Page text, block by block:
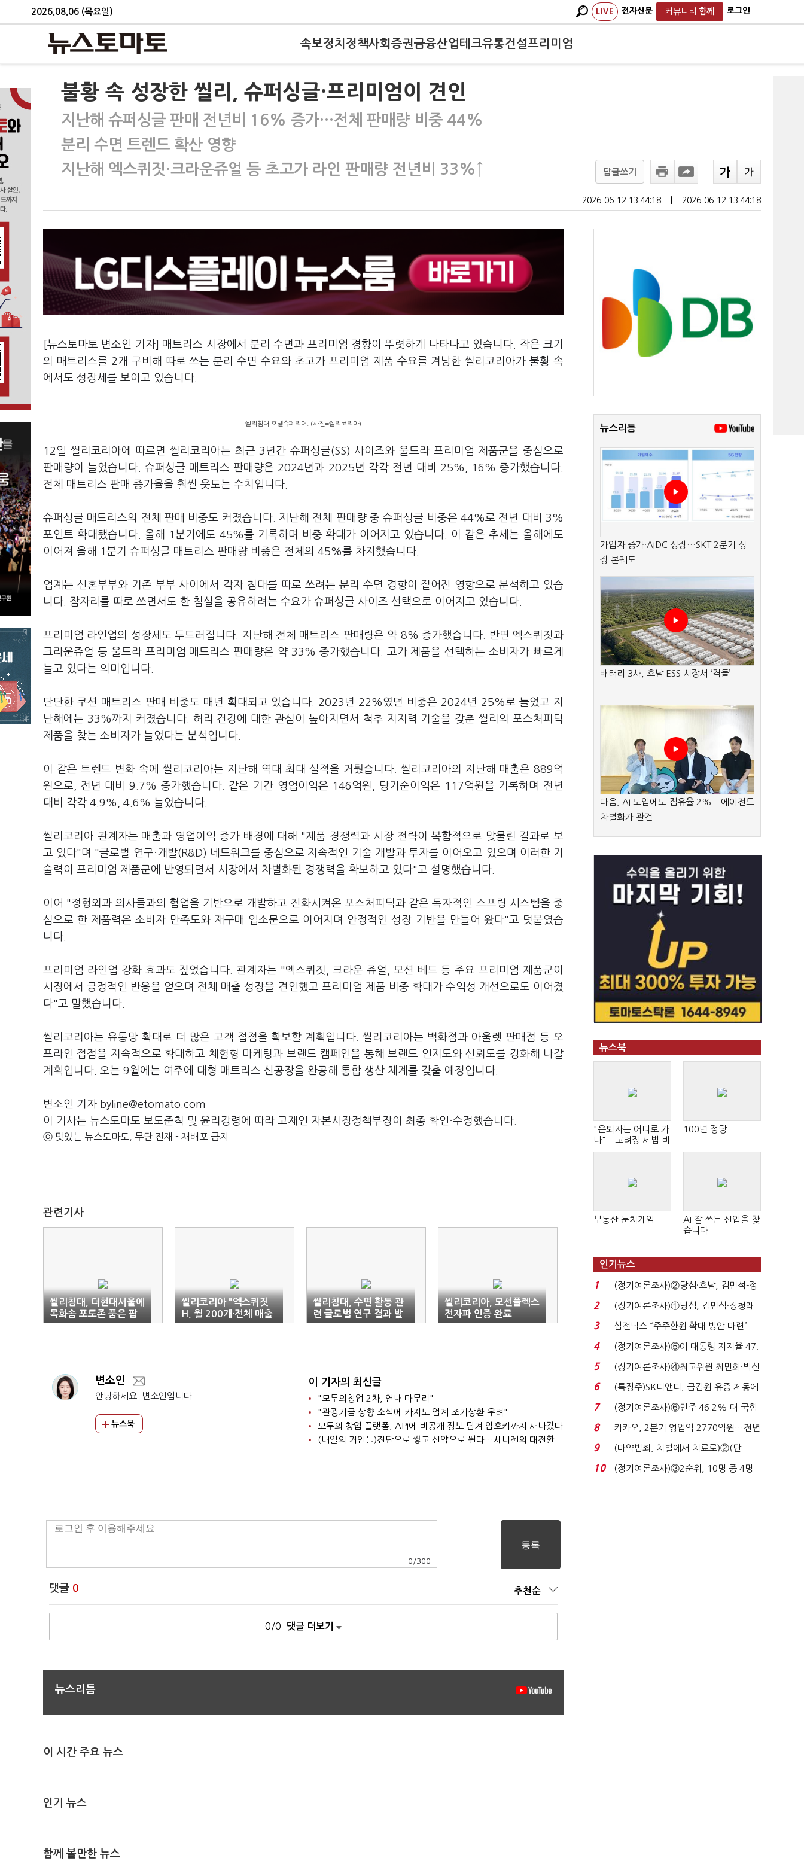
2026.08.06 (목요일) LIVE 전자신문 커뮤니티 함께 로그인
속보정치 정책사회 증권금융산업테크유통건설프리미엄
불황 속 성장한 씰리, 슈퍼싱글·프리미엄이 견인
지난해 슈퍼싱글 판매 전년비 16% 증가…전체 판매량 비중 44%
분리 수면 트렌드 확산 영향
지난해 엑스퀴짓·크라운쥬얼 등 초고가 라인 판매량 전년비 33%↑
답글쓰기
2026-06-12 13:44:18 2026-06-12 13:44:18
[뉴스토마토 변소인 기자] 매트리스 시장에서 분리 수면과 프리미엄 경향이 뚜렷하게 나타나고 있습니다. 작은 크기
의 매트리스를 2개 구비해 따로 쓰는 분리 수면 수요와 초고가 프리미엄 제품 수요를 겨냥한 씰리코리아가 불황 속
에서도 성장세를 보이고 있습니다.
씰리침대 호텔슈페리어. (사진=씰리코리아)
12일 씰리코리아에 따르면 씰리코리아는 최근 3년간 슈퍼싱글(SS) 사이즈와 울트라 프리미엄 제품군을 중심으로
판매량이 늘었습니다. 슈퍼싱글 매트리스 판매량은 2024년과 2025년 각각 전년 대비 25%, 16% 증가했습니다.
전체 매트리스 판매 증가율을 훨씬 웃도는 수치입니다.
슈퍼싱글 매트리스의 전체 판매 비중도 커졌습니다. 지난해 전체 판매량 중 슈퍼싱글 비중은 44%로 전년 대비 3%
포인트 확대됐습니다. 올해 1분기에도 45%를 기록하며 비중 확대가 이어지고 있습니다. 이 같은 추세는 올해에도
이어져 올해 1분기 슈퍼싱글 매트리스 판매량 비중은 전체의 45%를 차지했습니다.
업계는 신혼부부와 기존 부부 사이에서 각자 침대를 따로 쓰려는 분리 수면 경향이 짙어진 영향으로 분석하고 있습
니다. 잠자리를 따로 쓰면서도 한 침실을 공유하려는 수요가 슈퍼싱글 사이즈 선택으로 이어지고 있습니다.
프리미엄 라인업의 성장세도 두드러집니다. 지난해 전체 매트리스 판매량은 약 8% 증가했습니다. 반면 엑스퀴짓과
크라운쥬얼 등 울트라 프리미엄 매트리스 판매량은 약 33% 증가했습니다. 고가 제품을 선택하는 소비자가 빠르게
늘고 있다는 의미입니다.
단단한 쿠션 매트리스 판매 비중도 매년 확대되고 있습니다. 2023년 22%였던 비중은 2024년 25%로 늘었고 지
난해에는 33%까지 커졌습니다. 허리 건강에 대한 관심이 높아지면서 척추 지지력 기술을 갖춘 씰리의 포스처피딕
제품을 찾는 소비자가 늘었다는 분석입니다.
이 같은 트렌드 변화 속에 씰리코리아는 지난해 역대 최대 실적을 거뒀습니다. 씰리코리아의 지난해 매출은 889억
원으로, 전년 대비 9.7% 증가했습니다. 같은 기간 영업이익은 146억원, 당기순이익은 117억원을 기록하며 전년
대비 각각 4.9%, 4.6% 늘었습니다.
씰리코리아 관계자는 매출과 영업이익 증가 배경에 대해 "제품 경쟁력과 시장 전략이 복합적으로 맞물린 결과로 보
고 있다"며 "글로벌 연구·개발(R&D) 네트워크를 중심으로 지속적인 기술 개발과 투자를 이어오고 있으며 이러한 기
술력이 프리미엄 제품군에 반영되면서 시장에서 차별화된 경쟁력을 확보하고 있다"고 설명했습니다.
이어 "정형외과 의사들과의 협업을 기반으로 개발하고 진화시켜온 포스처피딕과 같은 독자적인 스프링 시스템을 중
심으로 한 제품력은 소비자 만족도와 재구매 입소문으로 이어지며 안정적인 성장 기반을 만들어 왔다"고 덧붙였습
니다.
프리미엄 라인업 강화 효과도 짚었습니다. 관계자는 "엑스퀴짓, 크라운 쥬얼, 모션 베드 등 주요 프리미엄 제품군이
시장에서 긍정적인 반응을 얻으며 전체 매출 성장을 견인했고 프리미엄 제품 비중 확대가 수익성 개선으로도 이어졌
다"고 말했습니다.
씰리코리아는 유통망 확대로 더 많은 고객 접점을 확보할 계획입니다. 씰리코리아는 백화점과 아울렛 판매점 등 오
프라인 접점을 지속적으로 확대하고 체험형 마케팅과 브랜드 캠페인을 통해 브랜드 인지도와 신뢰도를 강화해 나갈
계획입니다. 오는 9월에는 여주에 대형 매트리스 신공장을 완공해 통합 생산 체계를 갖출 예정입니다.
변소인 기자 byline@etomato.com
이 기사는 뉴스토마토 보도준칙 및 윤리강령에 따라 고재인 자본시장정책부장이 최종 확인·수정했습니다.
ⓒ 맛있는 뉴스토마토, 무단 전재 - 재배포 금지
관련기사
씰리침대, 더현대서울에
목화솜 포토존 품은 팝
업스토어 열어
씰리코리아 "엑스퀴짓
H, 월 200개·전체 매출
10% 목표"
씰리침대, 수면 활동 관
련 글로벌 연구 결과 발
표
씰리코리아, 모션플렉스
전자파 인증 완료
변소인
안녕하세요. 변소인입니다.
뉴스북
이 기자의 최신글
"모두의창업 2차, 연내 마무리"
"관광기금 상향 소식에 카지노 업계 조기상환 우려"
모두의 창업 플랫폼, API에 비공개 정보 담겨 암호키까지 새나갔다
(내일의 거인들)진단으로 쌓고 신약으로 뛴다…세니젠의 대전환
0 /300
댓글 0 추천순
0/0 댓글 더보기
뉴스리듬
이 시간 주요 뉴스
인기 뉴스
함께 볼만한 뉴스
뉴스리듬
가입자 증가·AIDC 성장…SKT 2분기 성
장 본궤도
배터리 3사, 호남 ESS 시장서 ‘격돌’
다음, AI 도입에도 점유율 2%…에이전트
차별화가 관건
뉴스북
"은퇴자는 어디로 가
나"…고려장 세법 비
판 확산
100년 정당
부동산 눈치게임
AI 잘 쓰는 신입을 찾
습니다
인기뉴스
1
(정기여론조사)②당심·호남, 김민석-정
청래 '초접전'...
2
(정기여론조사)①당심, 김민석·정청래
'초접전'…대통령 ...
3
삼전닉스 “주주환원 확대 방안 마련”…
로이터에 성명...
4
(정기여론조사)⑤이 대통령 지지율 47.
7%…일주일 만에 ...
5
(정기여론조사)④최고위원 최민희·박선
원 '양강'…서미...
6
(특징주)SK디앤디, 금감원 유증 제동에
장 초반 상한가...
7
(정기여론조사)⑥민주 46.2% 대 국힘
31.0%…오차범위 밖 ...
8
카카오, 2분기 영업익 2770억원…전년
비 36% 증가...
9
(마약범죄, 처벌에서 치료로)②(단
독)"마약은 전염병…여성...
10
(정기여론조사)③2순위, 10명 중 4명